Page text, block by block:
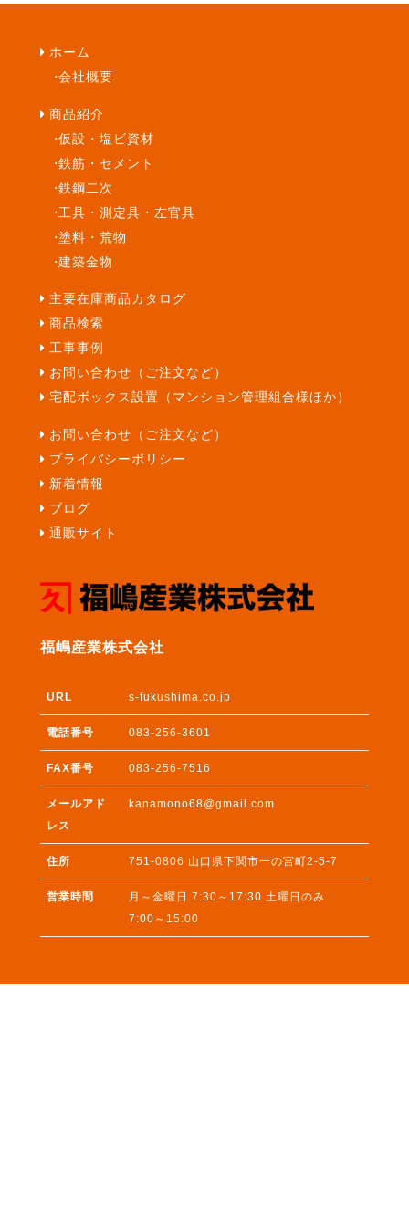
ホーム
会社概要
商品紹介
仮設・塩ビ資材
鉄筋・セメント
鉄鋼二次
工具・測定具・左官具
塗料・荒物
建築金物
主要在庫商品カタログ
商品検索
工事事例
お問い合わせ（ご注文など）
宅配ボックス設置（マンション管理組合様ほか）
お問い合わせ（ご注文など）
プライバシーポリシー
新着情報
ブログ
通販サイト
福嶋産業株式会社
URL s-fukushima.co.jp
電話番号 083-256-3601
FAX番号 083-256-7516
メールアド
レス
kanamono68@gmail.com
住所 751-0806 山口県下関市一の宮町2-5-7
営業時間
月～金曜日 7:30～17:30 土曜日のみ
7:00～15:00